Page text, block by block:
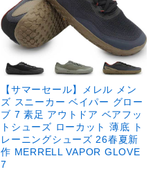
【サマーセール】メレル メン
ズ スニーカー ベイパー グロー
ブ 7 素足 アウトドア ベアフッ
トシューズ ローカット 薄底 ト
レーニングシューズ 26春夏新
作 MERRELL VAPOR GLOVE
7